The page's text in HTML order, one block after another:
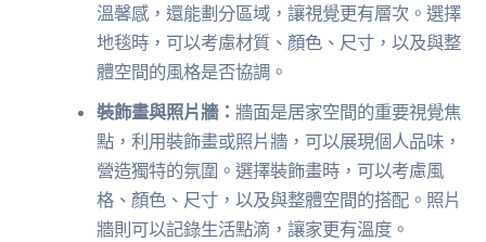
溫馨感，還能劃分區域，讓視覺更有層次。選擇
地毯時，可以考慮材質、顏色、尺寸，以及與整
體空間的風格是否協調。
裝飾畫與照片牆：牆面是居家空間的重要視覺焦
點，利用裝飾畫或照片牆，可以展現個人品味，
營造獨特的氛圍。選擇裝飾畫時，可以考慮風
格、顏色、尺寸，以及與整體空間的搭配。照片
牆則可以記錄生活點滴，讓家更有溫度。